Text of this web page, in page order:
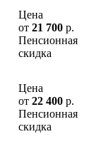
Цена
от 21 700 р.
Пенсионная
скидка
Цена
от 22 400 р.
Пенсионная
скидка